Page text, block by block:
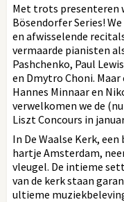
Met trots presenteren
Bösendorfer Series!
en afwisselende
vermaarde pianisten
Pashchenko, Paul
en Dmytro Choni.
Hannes Minnaar en
verwelkomen we de
Liszt Concours in
In De Waalse Kerk,
hartje Amsterdam,
vleugel. De intieme
van de kerk staan
ultieme